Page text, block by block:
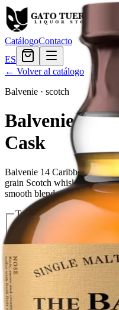
CatálogoContacto
ES
← Volver al catálogo
Balvenie · scotch
Balvenie 14
Cask
Balvenie 14 Caribbean Cask
grain Scotch whiskies,
smooth blend combines style
Tamaño
750ml
Agregar al carrito— $105.59
El Gato Tuerto
Licorera · envíos locales